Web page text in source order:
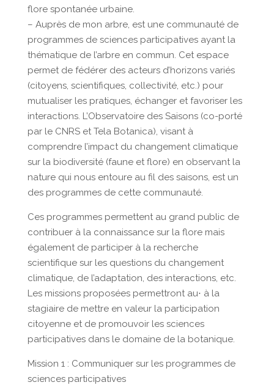
flore spontanée urbaine.
– Auprès de mon arbre, est une communauté de
programmes de sciences participatives ayant la
thématique de l’arbre en commun. Cet espace
permet de fédérer des acteurs d’horizons variés
(citoyens, scientifiques, collectivité, etc.) pour
mutualiser les pratiques, échanger et favoriser les
interactions. L’Observatoire des Saisons (co-porté
par le CNRS et Tela Botanica), visant à
comprendre l’impact du changement climatique
sur la biodiversité (faune et flore) en observant la
nature qui nous entoure au fil des saisons, est un
des programmes de cette communauté.
Ces programmes permettent au grand public de
contribuer à la connaissance sur la flore mais
également de participer à la recherche
scientifique sur les questions du changement
climatique, de l’adaptation, des interactions, etc.
Les missions proposées permettront au⋅ à la
stagiaire de mettre en valeur la participation
citoyenne et de promouvoir les sciences
participatives dans le domaine de la botanique.
Mission 1 : Communiquer sur les programmes de
sciences participatives